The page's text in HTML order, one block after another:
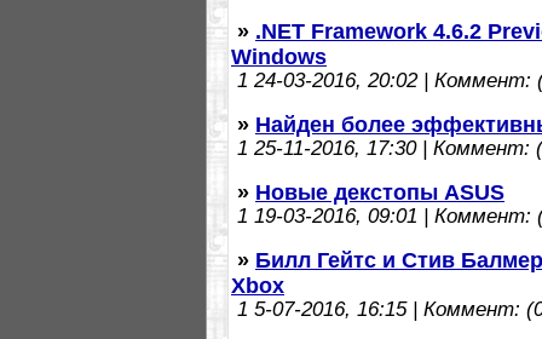
» .NET Framework 4.6.2
Windows
1 24-03-2016, 20:02 | Коммент:
» Найден более
1 25-11-2016, 17:30 | Коммент:
» Новые декстопы ASUS
1 19-03-2016, 09:01 | Коммент:
» Билл Гейтс и Стив
Xbox
1 5-07-2016, 16:15 | Коммент: